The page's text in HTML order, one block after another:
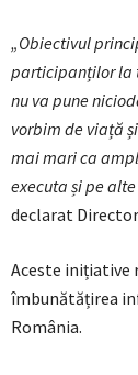
„Obiectivul
participanților la
nu va pune
vorbim de viață
mai mari ca
executa și pe
declarat
Aceste inițiative
îmbunătățirea
România.